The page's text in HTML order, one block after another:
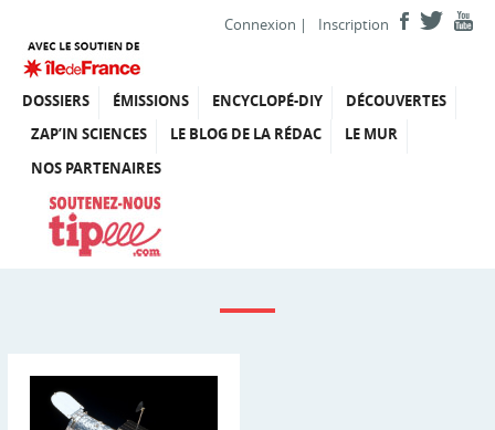
Connexion | Inscription
DOSSIERS ÉMISSIONS ENCYCLOPÉ-DIY
DÉCOUVERTES
ZAP’IN SCIENCES
LE BLOG DE LA RÉDAC
LE MUR
NOS PARTENAIRES